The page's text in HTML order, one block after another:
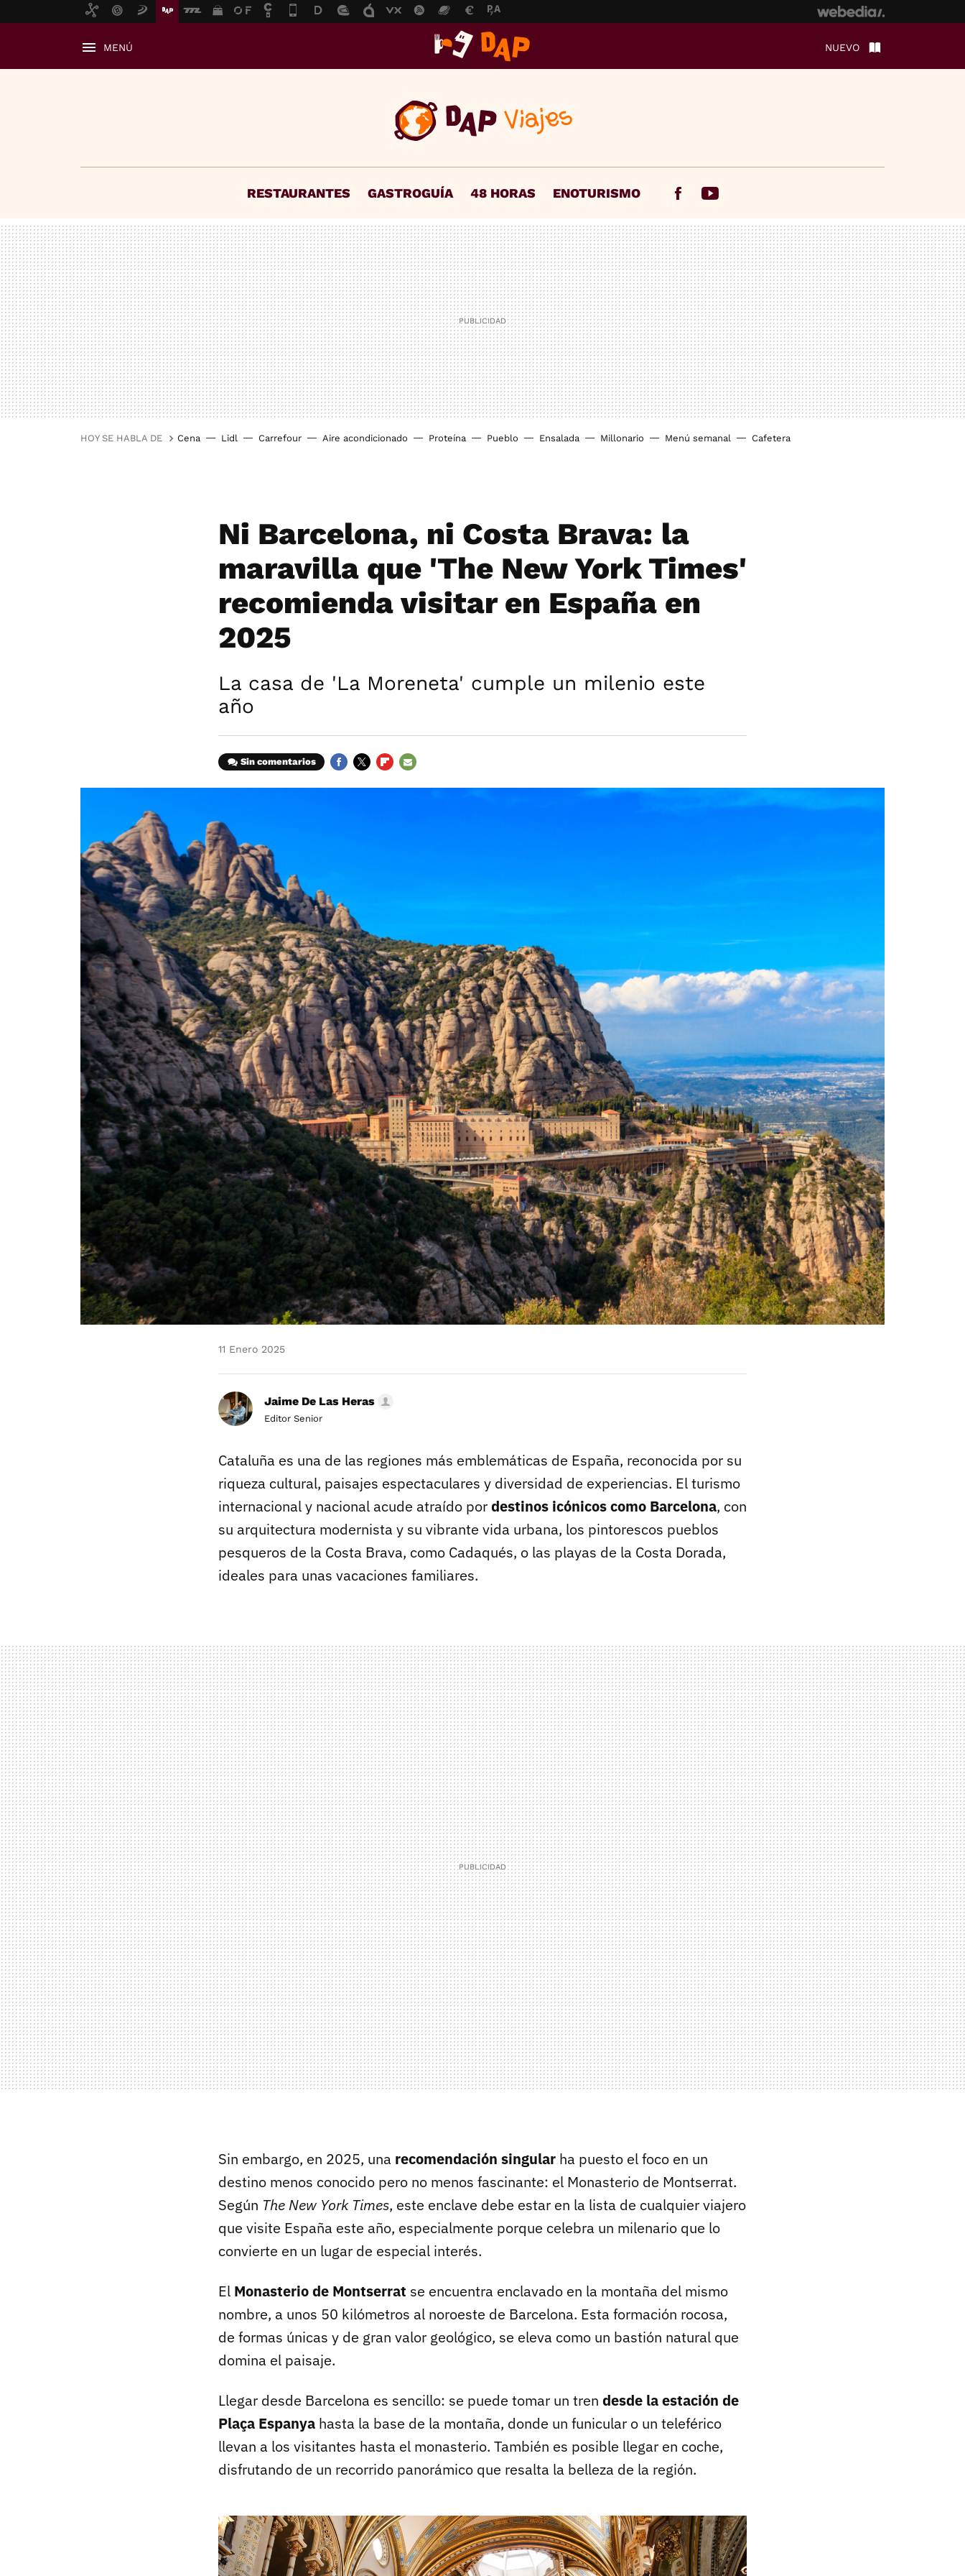
MENÚ NUEVO
RESTAURANTES GASTROGUÍA 48 HORAS ENOTURISMO FacebookYoutube
HOY SE HABLA DE Cena Lidl Carrefour Aire acondicionado Proteína Pueblo Ensalada Millonario Menú semanal Cafetera
Ni Barcelona, ni Costa Brava: la
maravilla que 'The New York Times'
recomienda visitar en España en
2025
La casa de 'La Moreneta' cumple un milenio este
año
Sin comentarios
11 Enero 2025
Jaime De Las Heras
Editor Senior
Cataluña es una de las regiones más emblemáticas de España, reconocida por su
riqueza cultural, paisajes espectaculares y diversidad de experiencias. El turismo
internacional y nacional acude atraído pordestinos icónicos como Barcelona, con
su arquitectura modernista y su vibrante vida urbana, los pintorescos pueblos
pesqueros de la Costa Brava, como Cadaqués, o las playas de la Costa Dorada,
ideales para unas vacaciones familiares.
Sin embargo, en 2025, una recomendación singular ha puesto el foco en un
destino menos conocido pero no menos fascinante: el Monasterio de Montserrat.
Según The New York Times, este enclave debe estar en la lista de cualquier viajero
que visite España este año, especialmente porque celebra un milenario que lo
convierte en un lugar de especial interés.
El Monasterio de Montserrat se encuentra enclavado en la montaña del mismo
nombre, a unos 50 kilómetros al noroeste de Barcelona. Esta formación rocosa,
de formas únicas y de gran valor geológico, se eleva como un bastión natural que
domina el paisaje.
Llegar desde Barcelona es sencillo: se puede tomar un tren desde la estación de
Plaça Espanya hasta la base de la montaña, donde un funicular o un teleférico
llevan a los visitantes hasta el monasterio. También es posible llegar en coche,
disfrutando de un recorrido panorámico que resalta la belleza de la región.